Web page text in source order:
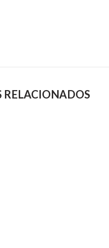
RELACIONADOS